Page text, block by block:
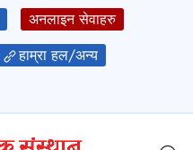
अनलाइन सेवाहरु
हाम्रा हल/अन्य